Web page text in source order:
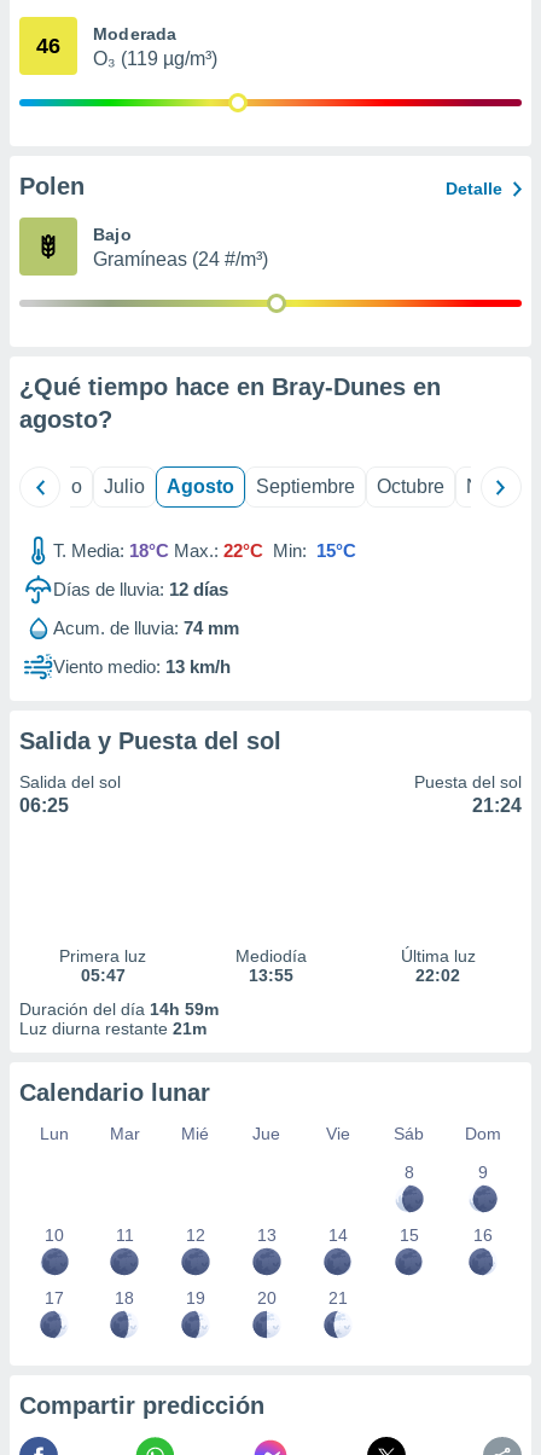
mediante
publicidad
de
46 Moderada
O₃ (119 µg/m³)
Polen Detalle
Bajo
Gramíneas (24 #/m³)
¿Qué tiempo hace en Bray-Dunes en
agosto?
Junio Julio Agosto Septiembre Octubre
T. Media: 18°C Max.: 22°C Min: 15°C
Días de lluvia: 12 días
Acum. de lluvia: 74 mm
Viento medio: 13 km/h
Salida y Puesta del sol
Salida del sol
06:25
Puesta del sol
21:24
Primera luz
05:47
Mediodía
13:55
Última luz
22:02
Duración del día 14h 59m
Luz diurna restante 21m
Calendario lunar
Lun Mar Mié Jue Vie Sáb
Dom
8
9
10 11 12 13 14 15 16
17 18 19 20 21
Compartir predicción